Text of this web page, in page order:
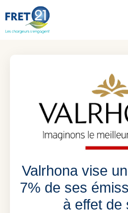
au
contenu
Valrhona vise
7% de ses
à effet de